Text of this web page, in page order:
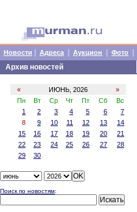
Новости Адреса Аукцион Фото
Архив новостей
« ИЮНЬ, 2026
»
Пн
Вт Ср Чт Пт Сб
Вс
1
2 3 4 5 6
7
8
9 10 11 12 13
14
15
16 17 18 19 20
21
22
23 24 25 26 27
28
29
30
Поиск по новостям: